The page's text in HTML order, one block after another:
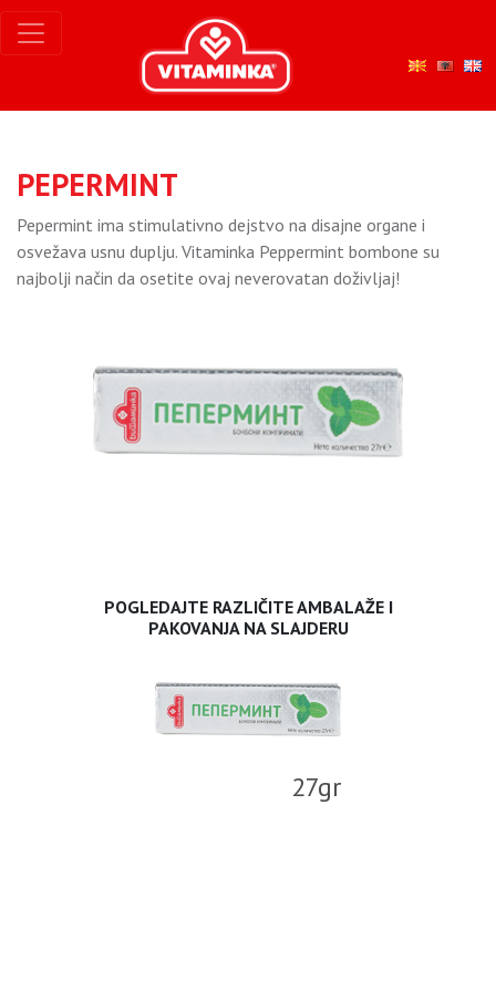
PEPERMINT
Pepermint ima stimulativno dejstvo na disajne organe i
osvežava usnu duplju. Vitaminka Peppermint bombone su
najbolji način da osetite ovaj neverovatan doživljaj!
POGLEDAJTE RAZLIČITE AMBALAŽE I
PAKOVANJA NA SLAJDERU
27gr